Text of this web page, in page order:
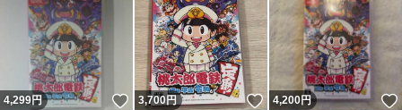
4,299円 いいね！
3,700円 いいね！
4,200円